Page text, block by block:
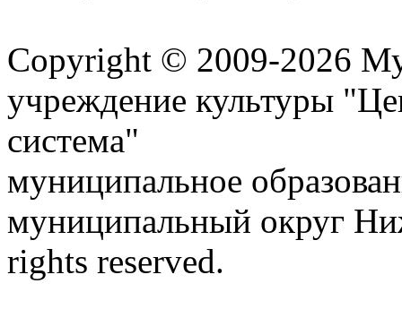
Copyright © 2009-2026
учреждение культуры
система"
муниципальное
муниципальный округ
rights reserved.